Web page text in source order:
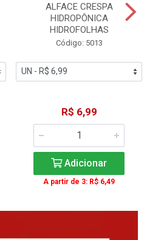
ALFACE CRESPA
HIDROPÔNICA
HIDROFOLHAS
Código: 5013
R$ 6,99
Adicionar
A partir de 3: R$ 6,49